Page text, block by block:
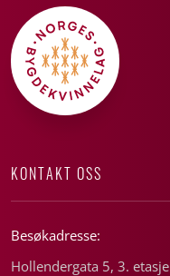
KONTAKT OSS
Besøkadresse:
Hollendergata 5, 3. etasje